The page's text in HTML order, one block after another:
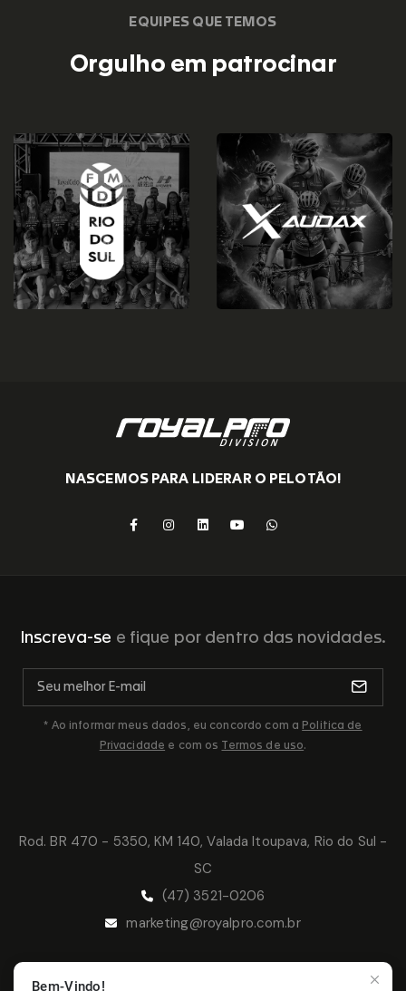
EQUIPES QUE TEMOS
Orgulho em patrocinar
NASCEMOS PARA LIDERAR O PELOTÃO!
Rod. BR 470 - 5350, KM 140, Valada Itoupava, Rio do Sul -
SC
(47) 3521-0206
marketing@royalpro.com.br
Inscreva-se e fique por dentro das novidades.
* Ao informar meus dados, eu concordo com a Politica de
Privacidade e com os Termos de uso.
Bem-Vindo!